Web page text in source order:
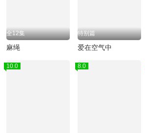
全12集
麻绳
特别篇
爱在空气中
10.0 8.0